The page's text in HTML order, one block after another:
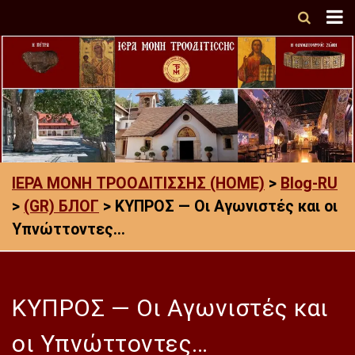
ΙΕΡΑ ΜΟΝΗ ΤΡΟΟΔΙΤΙΣΣΗΣ (HOME) > Blog-RU
> (GR) БЛОГ > ΚΥΠΡΟΣ — Οι Αγωνιστές και οι
Υπνώττοντες…
ΚΥΠΡΟΣ — Οι Αγωνιστές και
οι Υπνώττοντες…